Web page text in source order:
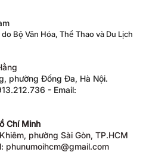
Bộ Văn Hóa, Thể Thao và Du Lịch
phường Đống Đa, Hà Nội.
- Email:
Chí Minh
phường Sài Gòn, TP.HCM
phunumoihcm@gmail.com